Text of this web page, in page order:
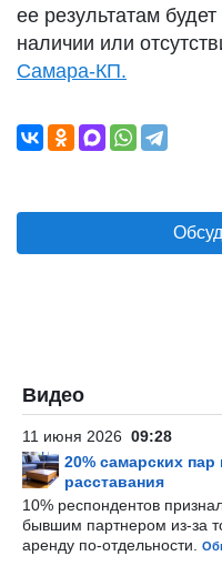
ее результатам
наличии или
Самара-КП.
Видео
11 июня 2026 09:28
20% самарских
расставания
10% респондентов
бывшим партнером из-за
аренду по-отдельности.